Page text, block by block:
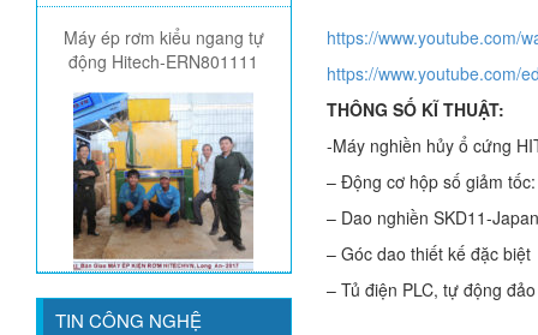
Máy ép rơm kiểu ngang tự
động Hitech-ERN801111
TIN CÔNG NGHỆ
https://www.youtube.com/
https://www.youtube.com/
THÔNG SỐ KĨ THUẬT:
-Máy nghiền hủy ổ cứng
– Động cơ hộp số giảm
– Dao nghiền SKD11-
– Góc dao thiết kế đặc biệt
– Tủ điện PLC, tự động